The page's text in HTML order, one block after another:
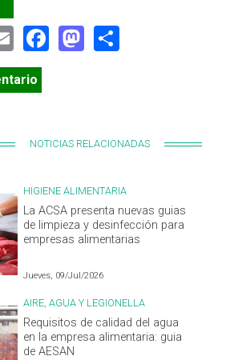
EmailFacebook
Mastodon
NOTICIAS RELACIONADAS
HIGIENE ALIMENTARIA
La ACSA presenta nuevas guias
de limpieza y desinfección para
empresas alimentarias
Jueves, 09/Jul/2026
AIRE, AGUA Y LEGIONELLA
Requisitos de calidad del agua
en la empresa alimentaria: guia
de AESAN